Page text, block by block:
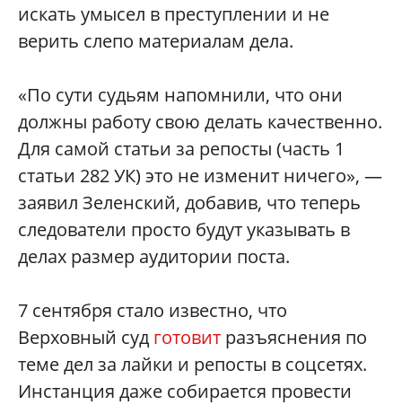
искать умысел в преступлении и не
верить слепо материалам дела.
«По сути судьям напомнили, что они
должны работу свою делать качественно.
Для самой статьи за репосты (часть 1
статьи 282 УК) это не изменит ничего», —
заявил Зеленский, добавив, что теперь
следователи просто будут указывать в
делах размер аудитории поста.
7 сентября стало известно, что
Верховный суд готовит разъяснения по
теме дел за лайки и репосты в соцсетях.
Инстанция даже собирается провести